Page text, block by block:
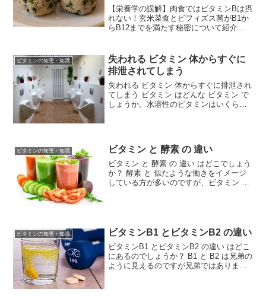
す秘密
【栄養学の誤解】肉食ではビタミンBは摂
れない！玄米菜食とビフィズス菌がB1か
らB12までを満たす秘密について紹介し
リットのひとつといえます。玄米菜食を
推奨している...
ビタミンの知恵・知識
失われる ビタミン 体からすぐに
排泄されてしまう
失われる ビタミン 体からすぐに排泄され
てしまう ビタミン はどんな ビタミン で
しょうか。水溶性のビタミンはいくら大
ビタミンの知恵・知識 ビタミン と 酵素 の 違い
ビタミン と 酵素 の 違い はどこでしょう
か？ 酵素 と 似たような働きをイメージ
している方が多いのですが、ビタミン と
ビタミンの知恵・知識 ビタミンB1 とビタミンB2 の違い
ビタミンB1 とビタミンB2 の違い はどこ
にあるのでしょうか？ B1 と B2 は兄弟の
ように見えるのですが兄弟ではありませ